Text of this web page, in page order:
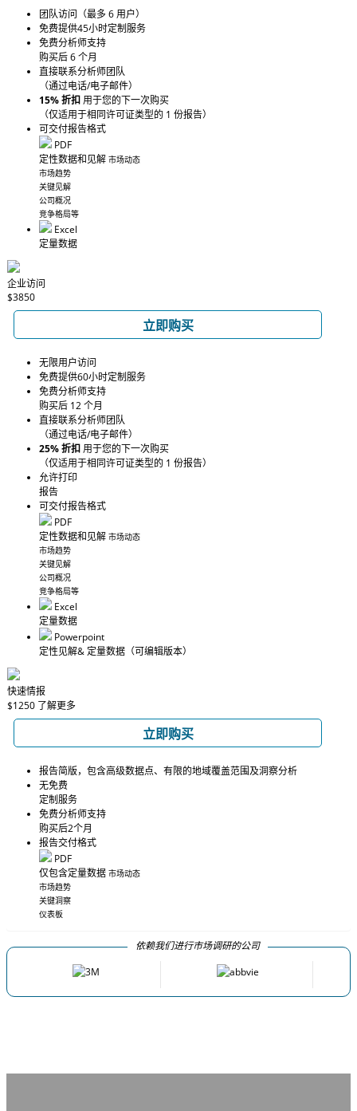
团队访问（最多 6 用户）
免费提供45小时定制服务
免费分析师支持
购买后 6 个月
直接联系分析师团队
（通过电话/电子邮件）
15% 折扣用于您的下一次购买
（仅适用于相同许可证类型的 1 份报告）
可交付报告格式
PDF
定性数据和见解 市场动态
市场趋势
关键见解
公司概况
竞争格局等
Excel
定量数据
企业访问
$3850
立即购买
无限用户访问
免费提供60小时定制服务
免费分析师支持
购买后 12 个月
直接联系分析师团队
（通过电话/电子邮件）
25% 折扣用于您的下一次购买
（仅适用于相同许可证类型的 1 份报告）
允许打印
报告
可交付报告格式
PDF
定性数据和见解 市场动态
市场趋势
关键见解
公司概况
竞争格局等
Excel
定量数据
Powerpoint
定性见解& 定量数据 （可编辑版本）
快速情报
$1250 了解更多
立即购买
报告简版，包含高级数据点、有限的地域覆盖范围及洞察分析
无免费
定制服务
免费分析师支持
购买后2个月
报告交付格式
PDF
仅包含定量数据 市场动态
市场趋势
关键洞察
仪表板
依赖我们进行市场调研的公司